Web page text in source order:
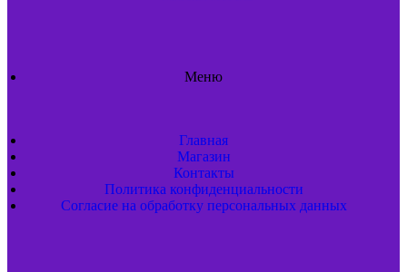
Меню
Главная
Магазин
Контакты
Политика конфиденциальности
Согласие на обработку персональных данных